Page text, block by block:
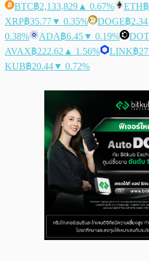
BTC฿2,133,829 ▲ 0.67% ETH
XRP฿35.77▼ 0.35% DOGE฿2.34
0.38%
ADA฿6.45▼ 0.19% DOT
AVAX฿222.62 ▲ 1.56% LINK฿
KUB฿20.44▼ 0.72%